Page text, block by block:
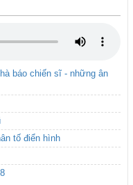
báo chiến sĩ - những ân
tố điển hình